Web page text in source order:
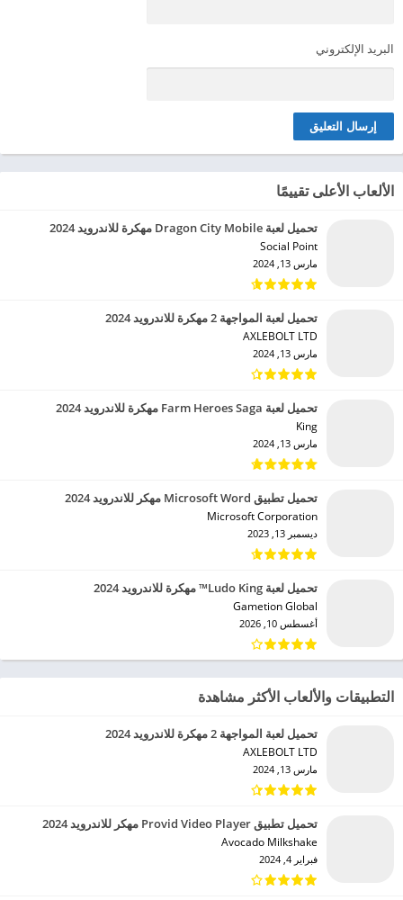
البريد الإلكتروني
الألعاب الأعلى تقييمًا
تحميل لعبة Dragon City Mobile مهكرة للاندرويد 2024
Social Point‏
مارس 13, 2024
تحميل لعبة المواجهة 2 مهكرة للاندرويد 2024
AXLEBOLT LTD‏
مارس 13, 2024
تحميل لعبة Farm Heroes Saga مهكرة للاندرويد 2024
King‏
مارس 13, 2024
تحميل تطبيق Microsoft Word مهكر للاندرويد 2024
Microsoft Corporation‏
ديسمبر 13, 2023
تحميل لعبة Ludo King™ مهكرة للاندرويد 2024
Gametion Global‏
أغسطس 10, 2026
التطبيقات والألعاب الأكثر مشاهدة
تحميل لعبة المواجهة 2 مهكرة للاندرويد 2024
AXLEBOLT LTD‏
مارس 13, 2024
تحميل تطبيق Provid Video Player مهكر للاندرويد 2024
Avocado Milkshake‏
فبراير 4, 2024